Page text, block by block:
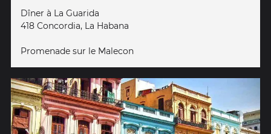
Dîner à La Guarida
418 Concordia, La Habana
Promenade sur le Malecon